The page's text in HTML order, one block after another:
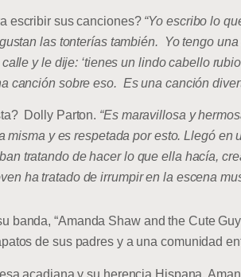
escribir sus canciones? “Yo escribo lo
las tonterías también. Yo tengo
y le dije: ‘tienes un lindo cabello
canción sobre eso. Es una canción
Dolly Parton. “Es maravillosa y
misma y es respetada por esto. Llegó
tratando de hacer lo que ella hacía,
ha tratado de irrumpir en la escena
banda, “Amanda Shaw and the Cute
de sus padres y a una comunidad
acadiana y su herencia Hispana,